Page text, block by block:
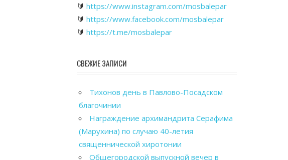
🔰 https://www.instagram.com/mosbalepar
🔰 https://www.facebook.com/mosbalepar
🔰 https://t.me/mosbalepar
СВЕЖИЕ ЗАПИСИ
Тихонов день в Павлово-Посадском
благочинии
Награждение архимандрита Серафима
(Марухина) по случаю 40-летия
священнической хиротонии
Общегородской выпускной вечер в